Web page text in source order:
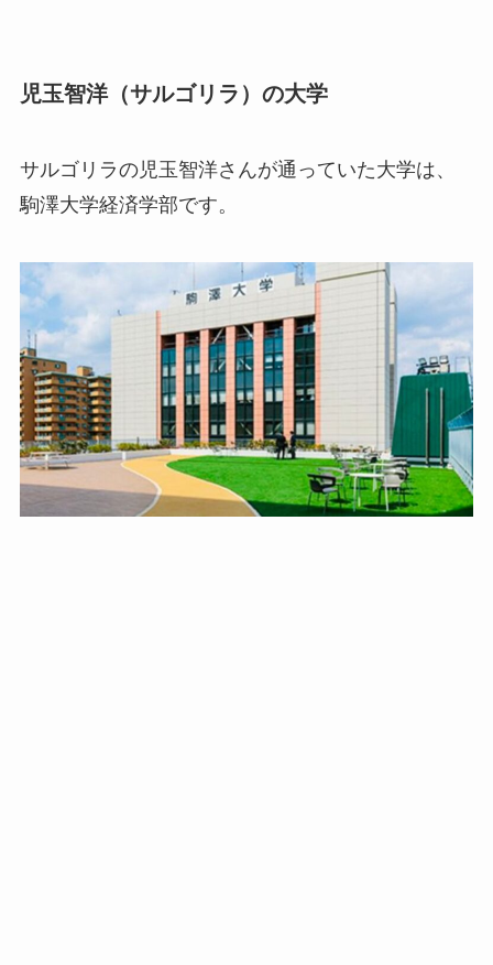
児玉智洋（サルゴリラ）の大学
サルゴリラの児玉智洋さんが通っていた大学は、
駒澤大学経済学部です。